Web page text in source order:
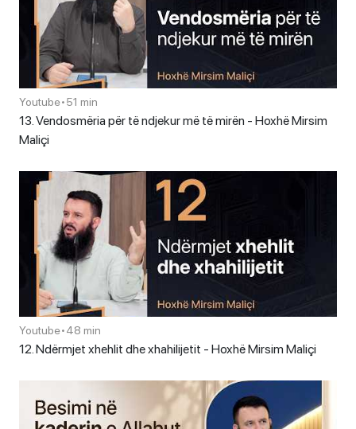
Youtube•51 min
13. Vendosmëria për të ndjekur më të mirën - Hoxhë Mirsim
Maliçi
Youtube•48 min
12. Ndërmjet xhehlit dhe xhahilijetit - Hoxhë Mirsim Maliçi